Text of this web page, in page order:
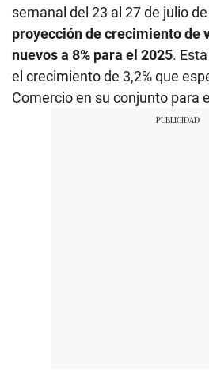
semanal del 23 al 27 de julio de
proyección de crecimiento de
nuevos a 8% para el 2025.
el crecimiento de 3,2% que
Comercio en su conjunto para